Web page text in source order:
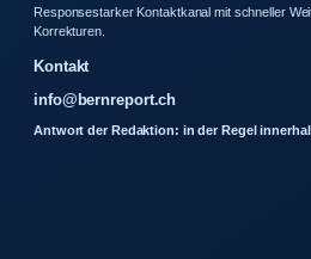
Responsestarker Kontaktkanal mit schneller
Korrekturen.
Kontakt
info@bernreport.ch
Antwort der Redaktion: in der Regel